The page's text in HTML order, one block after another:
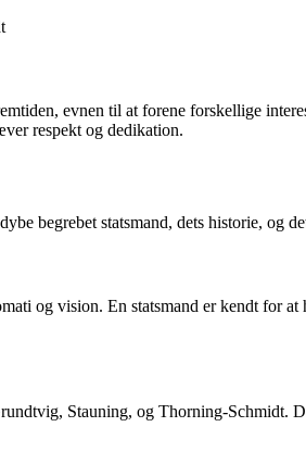
evnen til at forene forskellige
respekt og dedikation.
begrebet statsmand, dets historie, og
og vision. En statsmand er kendt for at
Stauning, og Thorning-Schmidt.